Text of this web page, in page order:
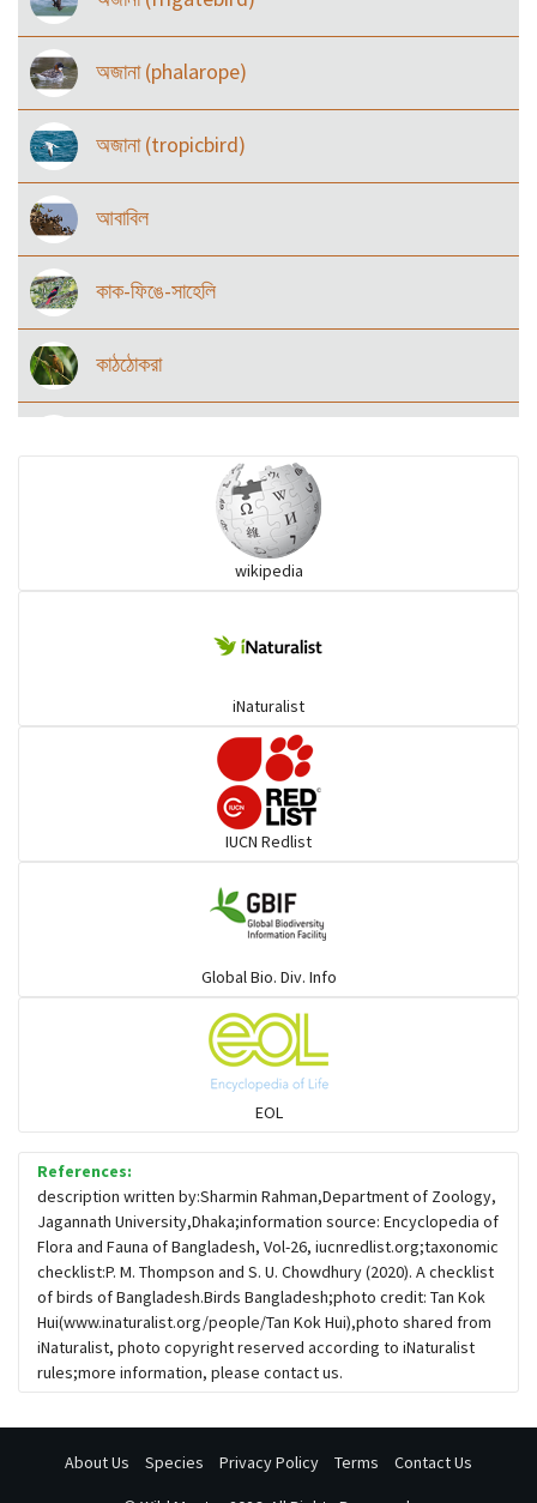
অজানা (phalarope)
অজানা (tropicbird)
আবাবিল
কাক-ফিঙে-সাহেলি
কাঠঠোকরা
কাস্তেচরা - চামচঠুটি
চড়ুই-বাবুই-খঞ্জন-তুলিকা-মুনিয়া
চড়ুই-বাবুই-খঞ্জন-তুলিকা-মুনিয়া
চাঁদ পাখি
চিল-বাজ -ঈগল-শিকরে
চ্যাগা, বাটান, জিরিয়া ও তাদের সহজাত
ছোট মাছরাঙা
ছোটন প্রিনা
wikipedia
iNaturalist
IUCN Redlist
Global Bio. Div. Info
EOL
References:
description written by:Sharmin Rahman,Department of Zoology,
Jagannath University,Dhaka;information source: Encyclopedia of
Flora and Fauna of Bangladesh, Vol-26, iucnredlist.org;taxonomic
checklist:P. M. Thompson and S. U. Chowdhury (2020). A checklist
of birds of Bangladesh.Birds Bangladesh;photo credit: Tan Kok
Hui(www.inaturalist.org/people/Tan Kok Hui),photo shared from
iNaturalist, photo copyright reserved according to iNaturalist
rules;more information, please contact us.
About Us Species Privacy Policy Terms Contact Us